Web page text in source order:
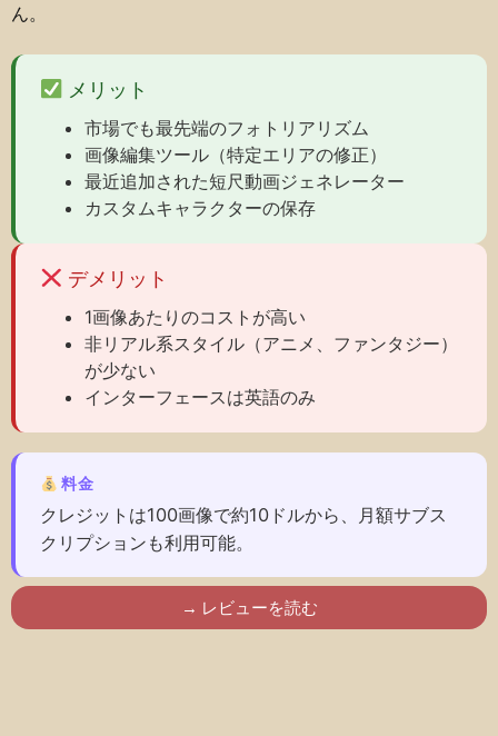
ん。
メリット
市場でも最先端のフォトリアリズム
画像編集ツール（特定エリアの修正）
最近追加された短尺動画ジェネレーター
カスタムキャラクターの保存
デメリット
1画像あたりのコストが高い
非リアル系スタイル（アニメ、ファンタジー）
が少ない
インターフェースは英語のみ
料金
クレジットは100画像で約10ドルから、月額サブス
クリプションも利用可能。
→ レビューを読む